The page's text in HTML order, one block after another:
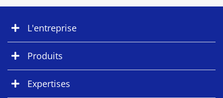
L'entreprise
Produits
Expertises